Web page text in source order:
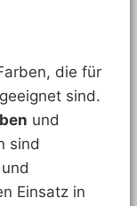
die für
sind.
und
sind
Einsatz in